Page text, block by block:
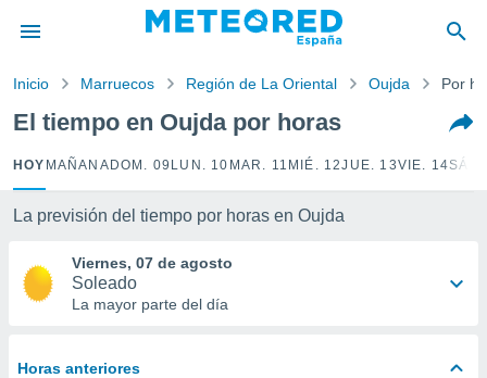
por
para
que se
calidad.
a este
y
digital
Inicio Marruecos Región de La Oriental Oujda Por
El tiempo en Oujda por horas
HOY MAÑANA DOM. 09 LUN. 10 MAR. 11 MIÉ. 12JUE. 13VIE. 14
La previsión del tiempo por horas en Oujda
Viernes, 07 de agosto
Soleado
La mayor parte del día
Horas anteriores